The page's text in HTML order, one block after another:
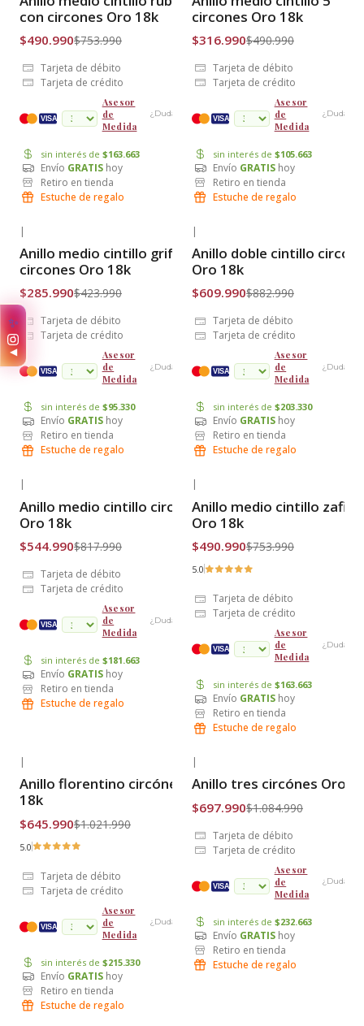
Envío Gratis
con circones Oro 18k
$490.990$753.990
Tarjeta de débito
Tarjeta de crédito
VISA
Asesor
de
Medida
¿Dudas? cuotas
sin interés de $163.663
Envío GRATIS hoy
Retiro en tienda
Estuche de regalo
Envío Gratis
circones Oro 18k
$316.990$490.990
Tarjeta de débito
Tarjeta de crédito
VISA
Asesor
de
Medida
¿Dudas?
sin interés de $105.663
Envío GRATIS hoy
Retiro en tienda
Estuche de regalo
Envío Gratis
|
Anillo medio cintillo grifa con
circones Oro 18k
$285.990$423.990
Tarjeta de débito
Tarjeta de crédito
VISA
Asesor
de
Medida
¿Dudas? cuotas
sin interés de $95.330
Envío GRATIS hoy
Retiro en tienda
Estuche de regalo
Envío Gratis
|
Anillo doble cintillo
Oro 18k
$609.990$882.990
Tarjeta de débito
Tarjeta de crédito
VISA
Asesor
de
Medida
¿Dudas?
sin interés de $203.330
Envío GRATIS hoy
Retiro en tienda
Estuche de regalo
Envío Gratis
|
Anillo medio cintillo circónes
Oro 18k
$544.990$817.990
Tarjeta de débito
Tarjeta de crédito
VISA
Asesor
de
Medida
¿Dudas?
sin interés de $181.663
Envío GRATIS hoy
Retiro en tienda
Estuche de regalo
Envío Gratis
|
Anillo medio cintillo
Oro 18k
$490.990$753.990
5.0
Tarjeta de débito
Tarjeta de crédito
VISA
Asesor
de
Medida
¿Dudas?
sin interés de $163.663
Envío GRATIS hoy
Retiro en tienda
Estuche de regalo
Envío Gratis
|
Anillo florentino circónes Oro
18k
$645.990$1.021.990
5.0
Tarjeta de débito
Tarjeta de crédito
VISA
Asesor
de
Medida
¿Dudas? cuotas
sin interés de $215.330
Envío GRATIS hoy
Retiro en tienda
Estuche de regalo
Envío Gratis
|
Anillo tres circónes Oro
$697.990$1.084.990
Tarjeta de débito
Tarjeta de crédito
VISA
Asesor
de
Medida
¿Dudas?
sin interés de $232.663
Envío GRATIS hoy
Retiro en tienda
Estuche de regalo
✨
◀